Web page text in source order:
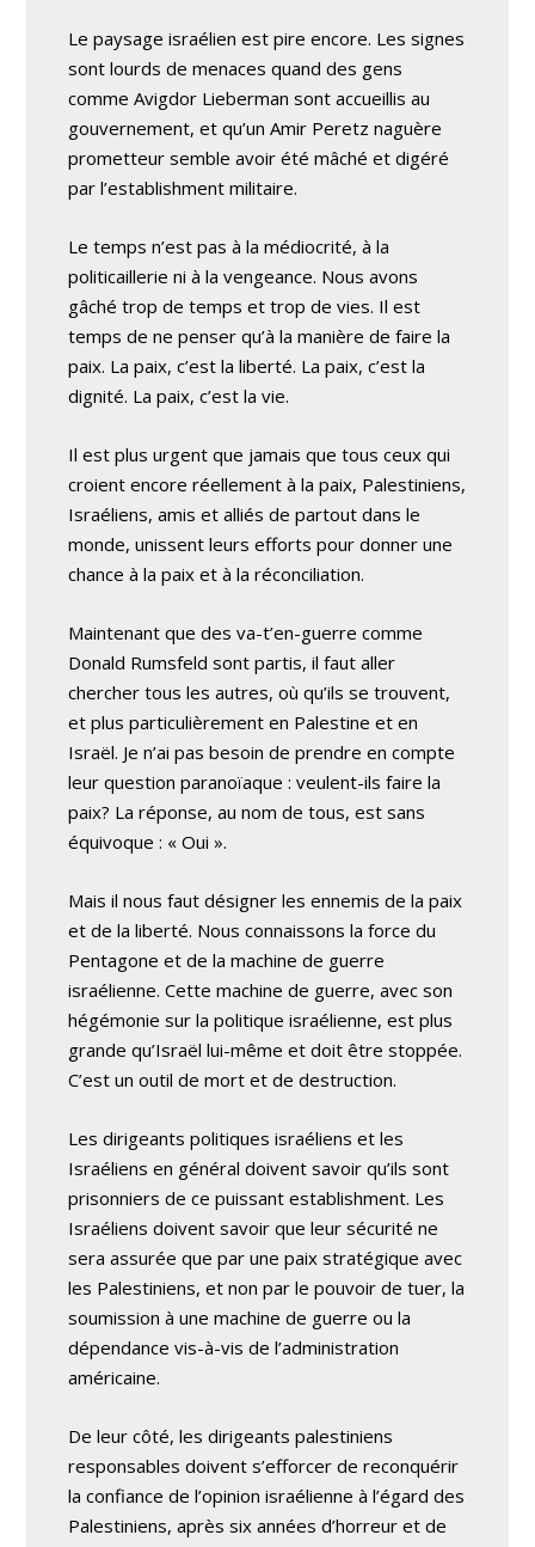
Le paysage israélien est pire encore. Les signes
sont lourds de menaces quand des gens
comme Avigdor Lieberman sont accueillis au
gouvernement, et qu’un Amir Peretz naguère
prometteur semble avoir été mâché et digéré
par l’establishment militaire.
Le temps n’est pas à la médiocrité, à la
politicaillerie ni à la vengeance. Nous avons
gâché trop de temps et trop de vies. Il est
temps de ne penser qu’à la manière de faire la
paix. La paix, c’est la liberté. La paix, c’est la
dignité. La paix, c’est la vie.
Il est plus urgent que jamais que tous ceux qui
croient encore réellement à la paix, Palestiniens,
Israéliens, amis et alliés de partout dans le
monde, unissent leurs efforts pour donner une
chance à la paix et à la réconciliation.
Maintenant que des va-t’en-guerre comme
Donald Rumsfeld sont partis, il faut aller
chercher tous les autres, où qu’ils se trouvent,
et plus particulièrement en Palestine et en
Israël. Je n’ai pas besoin de prendre en compte
leur question paranoïaque : veulent-ils faire la
paix? La réponse, au nom de tous, est sans
équivoque : « Oui ».
Mais il nous faut désigner les ennemis de la paix
et de la liberté. Nous connaissons la force du
Pentagone et de la machine de guerre
israélienne. Cette machine de guerre, avec son
hégémonie sur la politique israélienne, est plus
grande qu’Israël lui-même et doit être stoppée.
C’est un outil de mort et de destruction.
Les dirigeants politiques israéliens et les
Israéliens en général doivent savoir qu’ils sont
prisonniers de ce puissant establishment. Les
Israéliens doivent savoir que leur sécurité ne
sera assurée que par une paix stratégique avec
les Palestiniens, et non par le pouvoir de tuer, la
soumission à une machine de guerre ou la
dépendance vis-à-vis de l’administration
américaine.
De leur côté, les dirigeants palestiniens
responsables doivent s’efforcer de reconquérir
la confiance de l’opinion israélienne à l’égard des
Palestiniens, après six années d’horreur et de